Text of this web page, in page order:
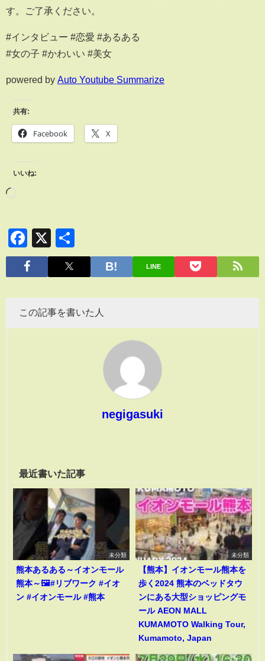
す。ご了承ください。
#インタビュー #恋愛 #あるある
#女の子 #かわいい #美女
powered by Auto Youtube Summarize
共有:
Facebook X
いいね:
Facebook
X
有
LINE
この記事を書いた人
negigasuki
最近書いた記事
未分類
熊本あるある～イオンモール
熊本～🖼️#リブワーク #イオ
ン #イオンモール #熊本
未分類
【熊本】イオンモール熊本を
歩く2024 熊本のベッドタウ
ンにある大型ショッピングモ
ール AEON MALL
KUMAMOTO Walking Tour,
Kumamoto, Japan